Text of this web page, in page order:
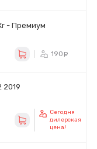
- Премиум
190
2019
Сегодня
дилерская
цена!